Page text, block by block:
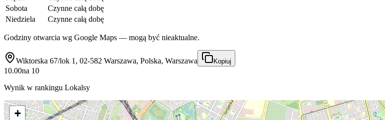
Sobota
Czynne całą dobę
Niedziela
Czynne całą dobę
Godziny otwarcia wg Google Maps — mogą być nieaktualne.
Wiktorska 67/lok 1, 02-582 Warszawa, Polska, Warszawa Kopiuj
10.00na 10
Wynik w rankingu Lokalsy
+